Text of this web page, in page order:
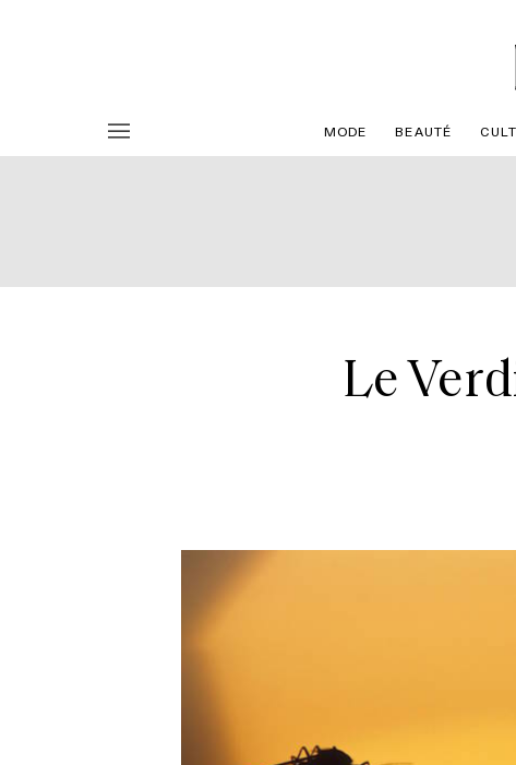
MODE BEAUTÉ
Le